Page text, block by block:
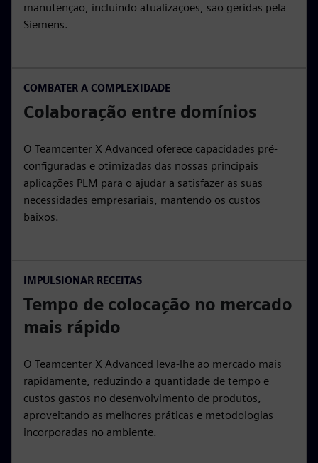
manutenção, incluindo atualizações, são geridas pela
Siemens.
COMBATER A COMPLEXIDADE
Colaboração entre domínios
O Teamcenter X Advanced oferece capacidades pré-
configuradas e otimizadas das nossas principais
aplicações PLM para o ajudar a satisfazer as suas
necessidades empresariais, mantendo os custos
baixos.
IMPULSIONAR RECEITAS
Tempo de colocação no mercado
mais rápido
O Teamcenter X Advanced leva-lhe ao mercado mais
rapidamente, reduzindo a quantidade de tempo e
custos gastos no desenvolvimento de produtos,
aproveitando as melhores práticas e metodologias
incorporadas no ambiente.